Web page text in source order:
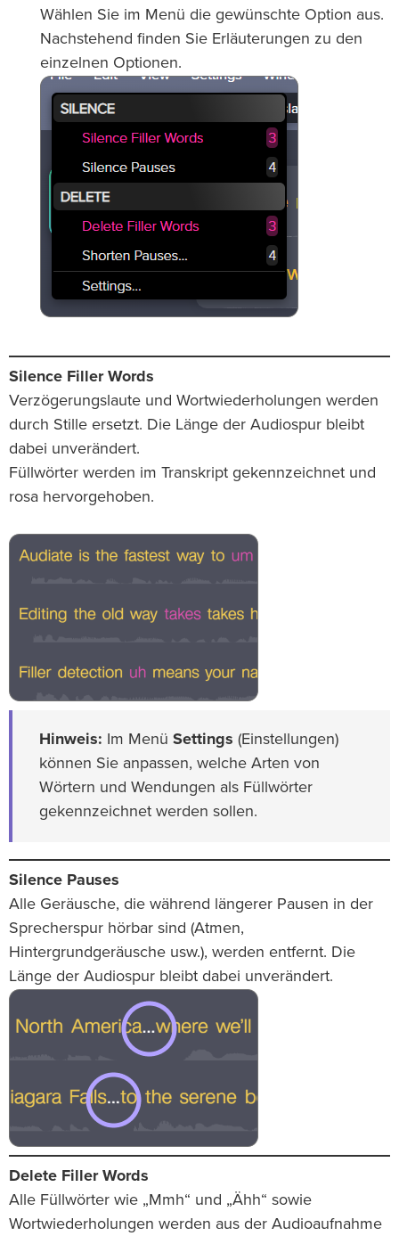
Wählen Sie im Menü die gewünschte Option aus.
Nachstehend finden Sie Erläuterungen zu den
einzelnen Optionen.
Silence Filler Words
Verzögerungslaute und Wortwiederholungen werden
durch Stille ersetzt. Die Länge der Audiospur bleibt
dabei unverändert.
Füllwörter werden im Transkript gekennzeichnet und
rosa hervorgehoben.
Hinweis: Im Menü Settings (Einstellungen)
können Sie anpassen, welche Arten von
Wörtern und Wendungen als Füllwörter
gekennzeichnet werden sollen.
Silence Pauses
Alle Geräusche, die während längerer Pausen in der
Sprecherspur hörbar sind (Atmen,
Hintergrundgeräusche usw.), werden entfernt. Die
Länge der Audiospur bleibt dabei unverändert.
Delete Filler Words
Alle Füllwörter wie „Mmh“ und „Ähh“ sowie
Wortwiederholungen werden aus der Audioaufnahme